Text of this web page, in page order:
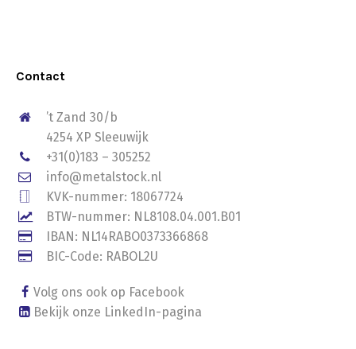
Contact
’t Zand 30/b
4254 XP Sleeuwijk
+31(0)183 – 305252
info@metalstock.nl
KVK-nummer: 18067724
BTW-nummer: NL8108.04.001.B01
IBAN: NL14RABO0373366868
BIC-Code: RABOL2U
Volg ons ook op Facebook
Bekijk onze LinkedIn-pagina